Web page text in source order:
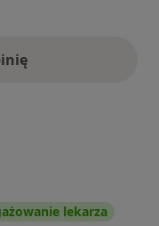
lekarza